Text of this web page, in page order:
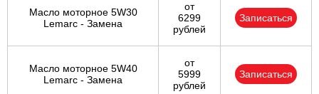
Масло моторное 5W30
Lemarc - Замена
от
6299
рублей
Записаться
Масло моторное 5W40
Lemarc - Замена
от
5999
рублей
Записаться